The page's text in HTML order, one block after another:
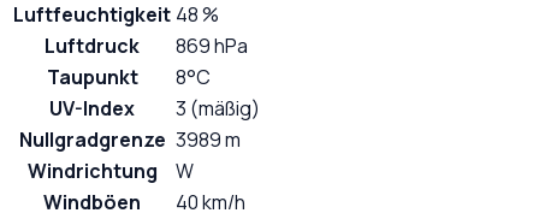
Luftfeuchtigkeit 48 %
Luftdruck
869 hPa
Taupunkt
8°C
UV-Index
3 (mäßig)
Nullgradgrenze 3989 m
Windrichtung
W
Windböen
40 km/h